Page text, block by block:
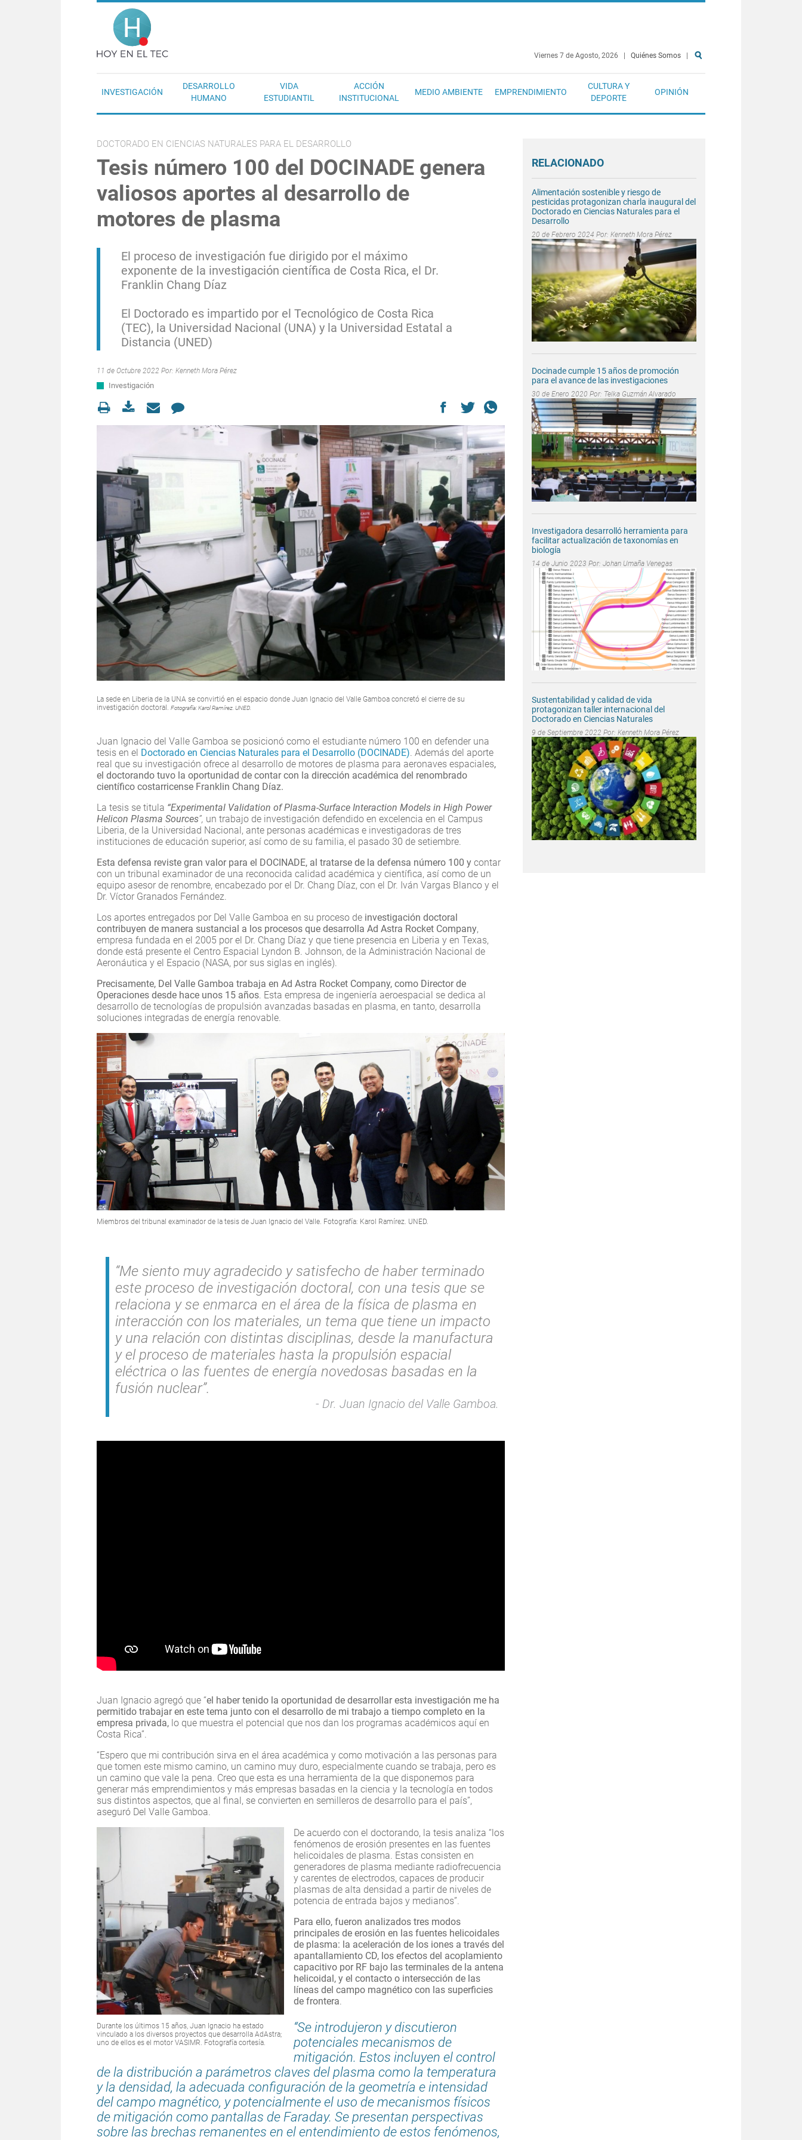
Pasar al contenido principal
Viernes 7 de Agosto, 2026 Quiénes Somos
INVESTIGACIÓN
DESARROLLO
HUMANO
VIDA
ESTUDIANTIL
ACCIÓN
INSTITUCIONAL
MEDIO AMBIENTE EMPRENDIMIENTO
CULTURA Y
DEPORTE
OPINIÓN
DOCTORADO EN CIENCIAS NATURALES PARA EL DESARROLLO
Tesis número 100 del DOCINADE genera
valiosos aportes al desarrollo de
motores de plasma
El proceso de investigación fue dirigido por el máximo
exponente de la investigación científica de Costa Rica, el Dr.
Franklin Chang Díaz
El Doctorado es impartido por el Tecnológico de Costa Rica
(TEC), la Universidad Nacional (UNA) y la Universidad Estatal a
Distancia (UNED)
11 de Octubre 2022 Por: Kenneth Mora Pérez
Investigación
La sede en Liberia de la UNA se convirtió en el espacio donde Juan Ignacio del Valle Gamboa concretó el cierre de su
investigación doctoral. Fotografía: Karol Ramírez. UNED.
Juan Ignacio del Valle Gamboa se posicionó como el estudiante número 100 en defender una
tesis en el Doctorado en Ciencias Naturales para el Desarrollo (DOCINADE). Además del aporte
real que su investigación ofrece al desarrollo de motores de plasma para aeronaves espaciales,
el doctorando tuvo la oportunidad de contar con la dirección académica del renombrado
científico costarricense Franklin Chang Díaz.
La tesis se titula “Experimental Validation of Plasma-Surface Interaction Models in High Power
Helicon Plasma Sources”, un trabajo de investigación defendido en excelencia en el Campus
Liberia, de la Universidad Nacional, ante personas académicas e investigadoras de tres
instituciones de educación superior, así como de su familia, el pasado 30 de setiembre.
Esta defensa reviste gran valor para el DOCINADE, al tratarse de la defensa número 100 y contar
con un tribunal examinador de una reconocida calidad académica y científica, así como de un
equipo asesor de renombre, encabezado por el Dr. Chang Díaz, con el Dr. Iván Vargas Blanco y el
Dr. Víctor Granados Fernández.
Los aportes entregados por Del Valle Gamboa en su proceso de investigación doctoral
contribuyen de manera sustancial a los procesos que desarrolla Ad Astra Rocket Company,
empresa fundada en el 2005 por el Dr. Chang Díaz y que tiene presencia en Liberia y en Texas,
donde está presente el Centro Espacial Lyndon B. Johnson, de la Administración Nacional de
Aeronáutica y el Espacio (NASA, por sus siglas en inglés).
Precisamente, Del Valle Gamboa trabaja en Ad Astra Rocket Company, como Director de
Operaciones desde hace unos 15 años. Esta empresa de ingeniería aeroespacial se dedica al
desarrollo de tecnologías de propulsión avanzadas basadas en plasma, en tanto, desarrolla
soluciones integradas de energía renovable.
Miembros del tribunal examinador de la tesis de Juan Ignacio del Valle. Fotografía: Karol Ramírez. UNED.
“Me siento muy agradecido y satisfecho de haber terminado
este proceso de investigación doctoral, con una tesis que se
relaciona y se enmarca en el área de la física de plasma en
interacción con los materiales, un tema que tiene un impacto
y una relación con distintas disciplinas, desde la manufactura
y el proceso de materiales hasta la propulsión espacial
eléctrica o las fuentes de energía novedosas basadas en la
fusión nuclear”.
Dr. Juan Ignacio del Valle Gamboa.
Juan Ignacio agregó que “el haber tenido la oportunidad de desarrollar esta investigación me ha
permitido trabajar en este tema junto con el desarrollo de mi trabajo a tiempo completo en la
empresa privada, lo que muestra el potencial que nos dan los programas académicos aquí en
Costa Rica”.
“Espero que mi contribución sirva en el área académica y como motivación a las personas para
que tomen este mismo camino, un camino muy duro, especialmente cuando se trabaja, pero es
un camino que vale la pena. Creo que esta es una herramienta de la que disponemos para
generar más emprendimientos y más empresas basadas en la ciencia y la tecnología en todos
sus distintos aspectos, que al final, se convierten en semilleros de desarrollo para el país”,
aseguró Del Valle Gamboa.
Durante los últimos 15 años, Juan Ignacio ha estado
vinculado a los diversos proyectos que desarrolla AdAstra;
uno de ellos es el motor VASIMR. Fotografía cortesía.
De acuerdo con el doctorando, la tesis analiza “los
fenómenos de erosión presentes en las fuentes
helicoidales de plasma. Estas consisten en
generadores de plasma mediante radiofrecuencia
y carentes de electrodos, capaces de producir
plasmas de alta densidad a partir de niveles de
potencia de entrada bajos y medianos”.
Para ello, fueron analizados tres modos
principales de erosión en las fuentes helicoidales
de plasma: la aceleración de los iones a través del
apantallamiento CD, los efectos del acoplamiento
capacitivo por RF bajo las terminales de la antena
helicoidal, y el contacto o intersección de las
líneas del campo magnético con las superficies
de frontera.
“Se introdujeron y discutieron
potenciales mecanismos de
mitigación. Estos incluyen el control
de la distribución a parámetros claves del plasma como la temperatura
y la densidad, la adecuada configuración de la geometría e intensidad
del campo magnético, y potencialmente el uso de mecanismos físicos
de mitigación como pantallas de Faraday. Se presentan perspectivas
sobre las brechas remanentes en el entendimiento de estos fenómenos,
RELACIONADO
Alimentación sostenible y riesgo de
pesticidas protagonizan charla inaugural del
Doctorado en Ciencias Naturales para el
Desarrollo
20 de Febrero 2024 Por: Kenneth Mora Pérez
Docinade cumple 15 años de promoción
para el avance de las investigaciones
30 de Enero 2020 Por: Telka Guzmán Alvarado
Investigadora desarrolló herramienta para
facilitar actualización de taxonomías en
biología
14 de Junio 2023 Por: Johan Umaña Venegas
Sustentabilidad y calidad de vida
protagonizan taller internacional del
Doctorado en Ciencias Naturales
9 de Septiembre 2022 Por: Kenneth Mora Pérez